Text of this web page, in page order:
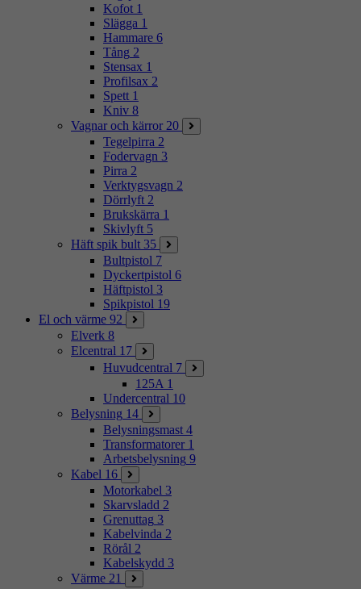
Kofot 1
Slägga 1
Hammare 6
Tång 2
Stensax 1
Profilsax 2
Spett 1
Kniv 8
Vagnar och kärror 20
Tegelpirra 2
Fodervagn 3
Pirra 2
Verktygsvagn 2
Dörrlyft 2
Brukskärra 1
Skivlyft 5
Häft spik bult 35
Bultpistol 7
Dyckertpistol 6
Häftpistol 3
Spikpistol 19
El och värme 92
Elverk 8
Elcentral 17
Huvudcentral 7
125A 1
Undercentral 10
Belysning 14
Belysningsmast 4
Transformatorer 1
Arbetsbelysning 9
Kabel 16
Motorkabel 3
Skarvsladd 2
Grenuttag 3
Kabelvinda 2
Rörål 2
Kabelskydd 3
Värme 21